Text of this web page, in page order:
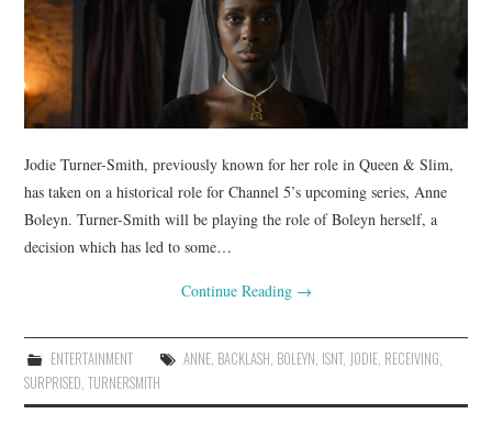
TECHNOLOGY
Jodie Turner-Smith, previously known for her role in Queen & Slim,
has taken on a historical role for Channel 5’s upcoming series, Anne
Boleyn. Turner-Smith will be playing the role of Boleyn herself, a
decision which has led to some…
Continue Reading →
ENTERTAINMENT ANNE, BACKLASH, BOLEYN, ISNT, JODIE, RECEIVING,
SURPRISED,TURNERSMITH